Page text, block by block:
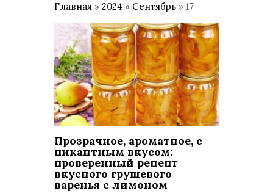
Главная » 2024 » Сентябрь » 17
Прозрачное, ароматное, с
пикантным вкусом:
проверенный рецепт
вкусного грушевого
варенья с лимоном